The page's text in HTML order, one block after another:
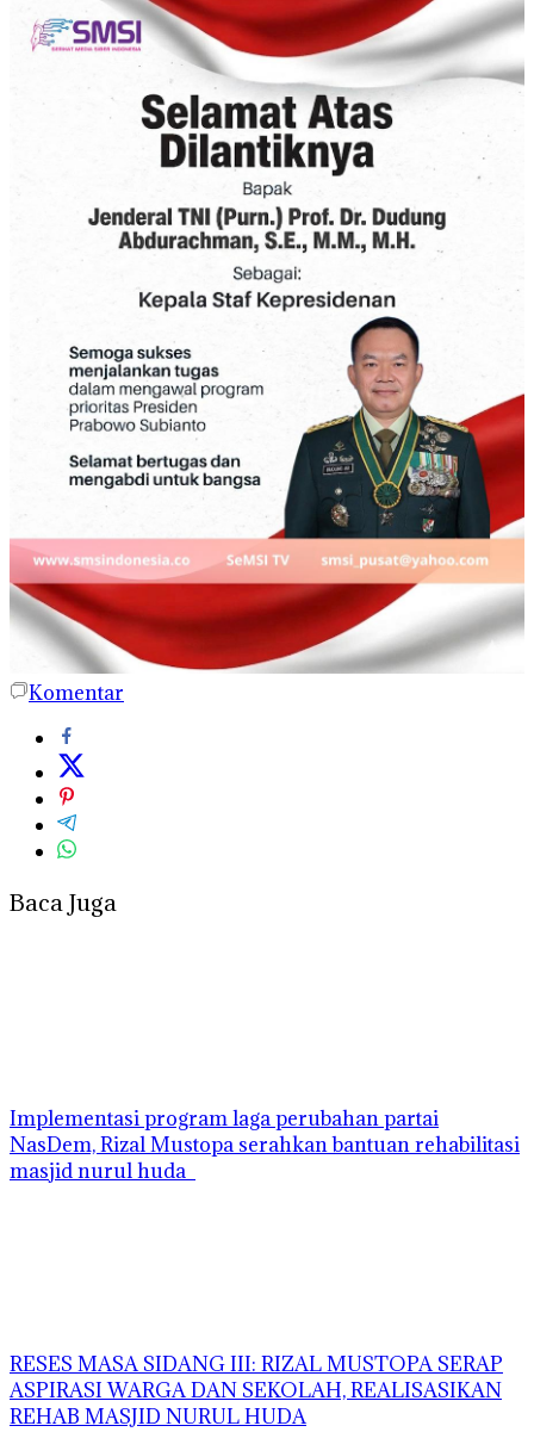
Komentar
Baca Juga
Implementasi program laga perubahan partai
NasDem, Rizal Mustopa serahkan bantuan rehabilitasi
masjid nurul huda
RESES MASA SIDANG III: RIZAL MUSTOPA SERAP
ASPIRASI WARGA DAN SEKOLAH, REALISASIKAN
REHAB MASJID NURUL HUDA